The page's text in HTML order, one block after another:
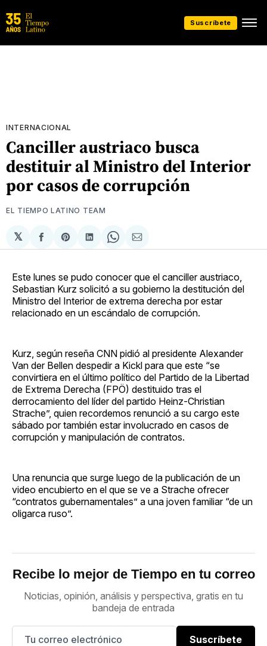
Suscríbete
INTERNACIONAL
Canciller austriaco busca
destituir al Ministro del Interior
por casos de corrupción
EL TIEMPO LATINO TEAM
𝕏
Compartir
en
Share
on
Compartir
en
Share
on
Compartir
via
Este lunes se pudo conocer que el canciller austriaco,
Sebastian Kurz solicitó a su gobierno la destitución del
Ministro del Interior de extrema derecha por estar
relacionado en un escándalo de corrupción.
Kurz, según reseña CNN pidió al presidente Alexander
Van der Bellen despedir a Kickl para que este “se
convirtiera en el último político del Partido de la Libertad
de Extrema Derecha (FPÖ) destituido tras el
derrocamiento del líder del partido Heinz-Christian
Strache”, quien recordemos renunció a su cargo este
sábado por también estar involucrado en casos de
corrupción y manipulación de contratos.
Una renuncia que surge luego de la publicación de un
video encubierto en el que se ve a Strache ofrecer
“contratos gubernamentales” a una joven familiar “de un
oligarca ruso”.
Recibe lo mejor de Tiempo en tu correo
Noticias, opinión, análisis y perspectiva, gratis en tu
bandeja de entrada
Suscríbete